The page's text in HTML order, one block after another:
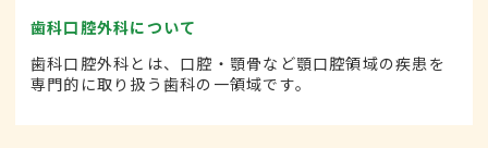
歯科口腔外科について
歯科口腔外科とは、口腔・顎骨など顎口腔領域の疾患を
専門的に取り扱う歯科の一領域です。